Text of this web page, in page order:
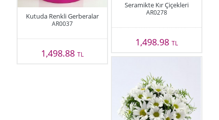
Kutuda Renkli Gerberalar
AR0037
1,498.88TL
Seramikte Kır Çiçekleri
AR0278
1,498.98 TL